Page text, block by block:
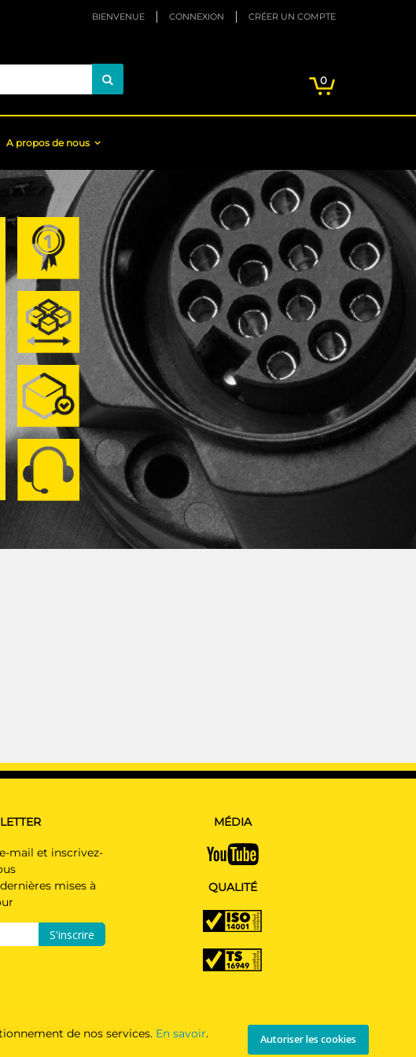
de nos services. En savoir. Autoriser les cookies
BIENVENUE CONNEXION CRÉER UN COMPTE
0articles
A propos de nous
mail et inscrivez-
mises à
S'inscrire
MÉDIA
QUALITÉ
- ECS Electronics B.V.